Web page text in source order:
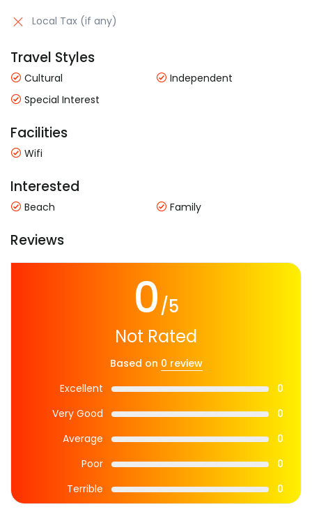
Local Tax (if any)
Travel Styles
Cultural
Independent
Special Interest
Facilities
Wifi
Interested
Beach Family
Reviews
0/5
Not Rated
Based on 0 review
Excellent
0
Very Good
0
Average
0
Poor
0
Terrible
0